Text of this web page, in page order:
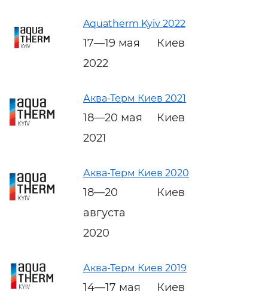
Aquatherm Kyiv 2022
17—19 мая
2022
Киев
Аква-Терм Киев 2021
18—20 мая
2021
Киев
Аква-Терм Киев 2020
18—20
августа
2020
Киев
Аква-Терм Киев 2019
14—17 мая Киев